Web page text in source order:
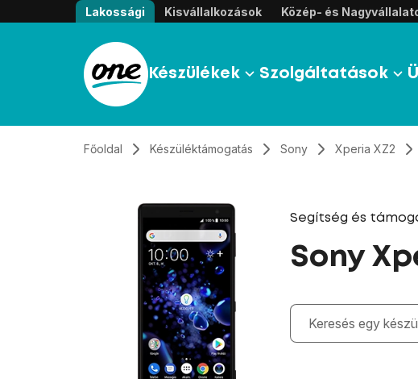
Átugrás, tovább a tartalomhoz
Lakossági Kisvállalkozások Közép- és
Készülékek Szolgáltatások
Főoldal Készüléktámogatás Sony Xperia XZ2
Segítség és
Sony
Gépelés közben